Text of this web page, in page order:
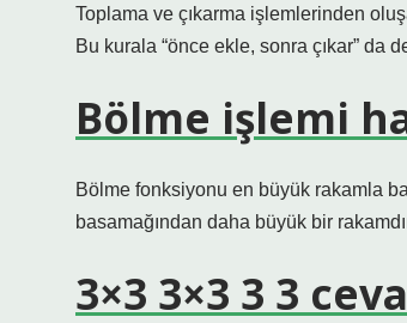
Toplama ve çıkarma işlemlerinden
Bu kurala “önce ekle, sonra çıkar” da
Bölme işlemi
Bölme fonksiyonu en büyük rakamla
basamağından daha büyük bir
3×3 3×3 3 3